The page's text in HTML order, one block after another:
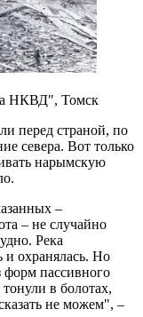
НКВД", Томск
перед страной, по
севера. Вот только
нарымскую
–
– не случайно
Река
и охранялась. Но
форм пассивного
в болотах,
не можем", –